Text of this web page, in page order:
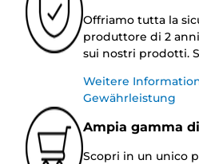
Offriamo tutta la
produttore di 2
sui nostri prodotti.
Weitere
Gewährleistung
Ampia gamma
Scopri in un unico